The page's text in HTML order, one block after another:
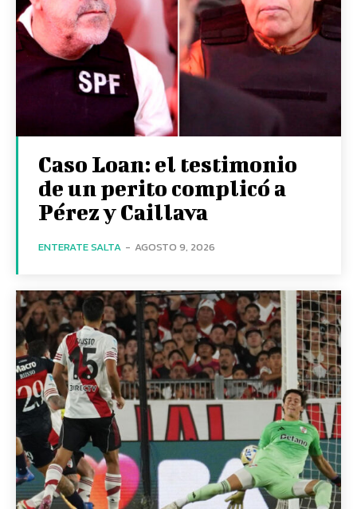
Caso Loan: el testimonio
de un perito complicó a
Pérez y Caillava
ENTERATE SALTA - AGOSTO 9, 2026